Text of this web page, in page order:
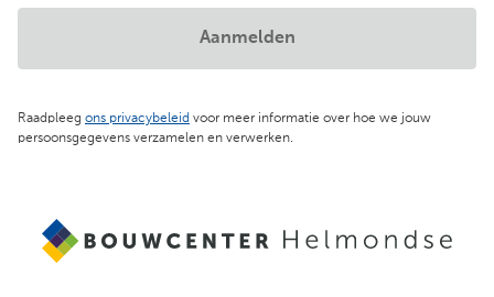
Raadpleeg ons privacybeleid voor meer informatie over hoe we jouw
persoonsgegevens verzamelen en verwerken.
Aanmelden